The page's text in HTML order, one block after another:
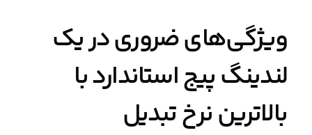
ویژگی‌های ضروری در یک
لندینگ پیج استاندارد با
بالاترین نرخ تبدیل